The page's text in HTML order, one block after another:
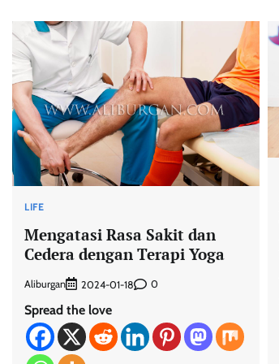
LIFE
Mengatasi Rasa Sakit dan
Cedera dengan Terapi Yoga
Aliburgan 2024-01-18 0
Spread the love